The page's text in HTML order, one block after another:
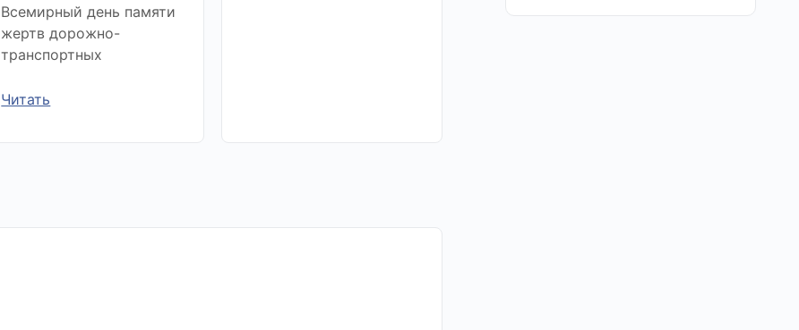
Всемирный день памяти
жертв дорожно-
транспортных
Читать